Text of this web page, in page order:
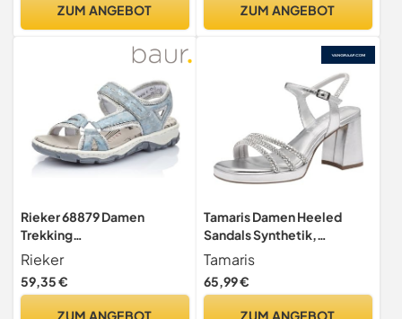
ZUM ANGEBOT
Zehenbereich Rutschfest
ZUM ANGEBOT
Rieker 68879 Damen
Trekking
Sandalen,Outdoor-
Sandale,Sport-
Sandale,Sommerschuh,hea
Rieker
59,35 €
ZUM ANGEBOT
Tamaris Damen Heeled
Sandals Synthetik,
metallic, 38 EU
Tamaris
65,99 €
ZUM ANGEBOT